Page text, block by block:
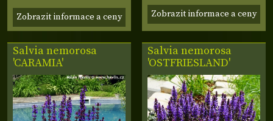
Zobrazit informace a ceny Zobrazit informace a ceny
Salvia nemorosa
'CARAMIA'
Salvia nemorosa
'OSTFRIESLAND'